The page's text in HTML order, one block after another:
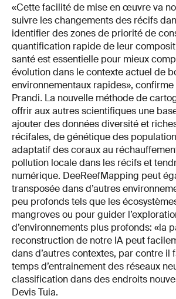
«Cette facilité de mise en œuvre va
suivre les changements des récifs
identifier des zones de priorité de
quantification rapide de leur
santé est essentielle pour mieux
évolution dans le contexte actuel de
environnementaux rapides»,
Prandi. La nouvelle méthode de
offrir aux autres scientifiques une
ajouter des données diversité et
récifales, de génétique des
adaptatif des coraux au
pollution locale dans les récifs et
numérique. DeeReefMapping peut
transposée dans d’autres
peu profonds tels que les
mangroves ou pour guider
d’environnements plus profonds: «la
reconstruction de notre IA peut
dans d’autres contextes, par contre il
temps d’entrainement des réseaux
classification dans des endroits
Devis Tuia.